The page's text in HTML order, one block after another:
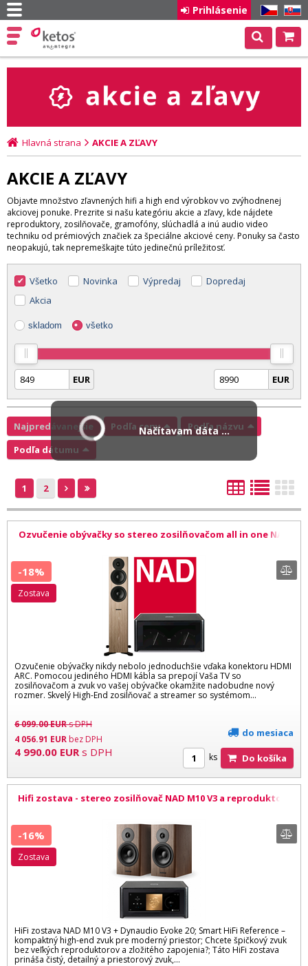
CZ SK
Prihlásenie
Hlavná strana AKCIE A ZĽAVY
AKCIE A ZĽAVY
Objavte množstvo zľavnených hifi a high end výrobkov vo zvýhodnenej
akciovej ponuke. Prezrite si našu kategóriu akcie a zľavy, kde nájdete
reproduktory, zosilňovače, gramofóny, slúchadlá a inú audio video
techniku od prémiových značiek za špeciálne akciové ceny. Ponuky sa často
neopakujú, tak nepremeškajte túto jedinečnú príležitosť.
Všetko Novinka Výpredaj
Dopredaj
Akcia
skladom všetko
EUR EUR
Najpredávanejšie Podľa ceny
Podľa názvu
Podľa dátumu
1 2
Ozvučenie obývačky so stereo zosilňovačom all in one NAD
Ozvučenie obývačky nikdy nebolo jednoduchšie vďaka konektoru HDMI
ARC. Pomocou jediného HDMI kábla sa prepojí Vaša TV so
zosilňovačom a zvuk vo vašej obývačke okamžite nadobudne nový
rozmer. Skvelý High-End zosilňovač a streamer so systémom...
6 099.00EURs DPH
4 056.91 EUR bez DPH
4 990.00 EUR s DPH
-18%
zostava
do mesiaca
ks Do košíka
Hifi zostava - stereo zosilňovač NAD M10 V3 a reproduktory
HiFi zostava NAD M10 V3 + Dynaudio Evoke 20; Smart HiFi Reference –
kompaktný high-end zvuk pre moderný priestor; Chcete špičkový zvuk
bez veľkých reproduktorov a zložitého zapojenia?; Táto HiFi zostava
prináša čistý, detailný a priestorový zvuk,...
-16%
zostava
Načítavam dáta ...